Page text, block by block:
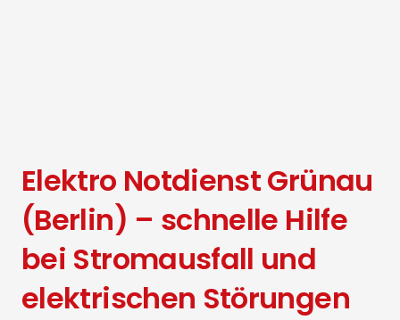
Elektro Notdienst Grünau
(Berlin) – schnelle Hilfe
bei Stromausfall und
elektrischen Störungen